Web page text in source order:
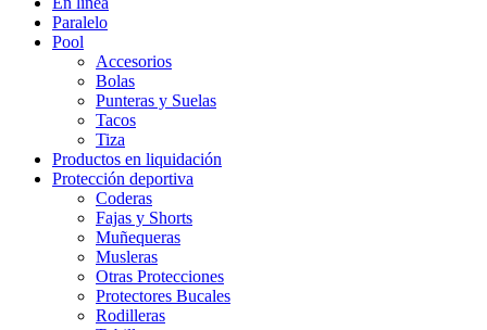
Paralelo
Pool
Accesorios
Bolas
Punteras y Suelas
Tacos
Tiza
Productos en liquidación
Protección deportiva
Coderas
Fajas y Shorts
Muñequeras
Musleras
Otras Protecciones
Protectores Bucales
Rodilleras